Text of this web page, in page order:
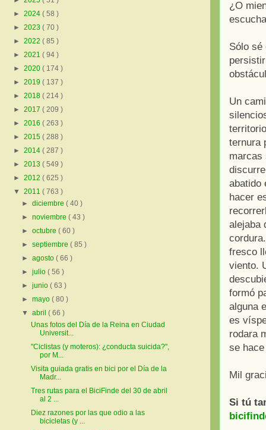
¿O
Sólo sé
Un
ternura
marcas
abatido
hacer
alejaba
fresco
viento.
formó
alguna
es
rodara
se
Mil
Si tú
► 2024 ( 58 )
► 2023 ( 70 )
► 2022 ( 85 )
► 2021 ( 94 )
► 2020 ( 174 )
► 2019 ( 137 )
► 2018 ( 214 )
► 2017 ( 209 )
► 2016 ( 263 )
► 2015 ( 288 )
► 2014 ( 287 )
► 2013 ( 549 )
► 2012 ( 625 )
▼ 2011 ( 763 )
►diciembre( 40 )
►noviembre( 43 )
►octubre( 60 )
►septiembre( 85 )
►agosto( 66 )
►julio( 56 )
►junio( 63 )
►mayo( 80 )
▼abril( 66 )
Unas fotos del Día de la Reina en Ciudad
Universit...
"Ciclistas (y moteros): ¿conducta suicida?",
por M...
Visita guiada gratis en bici por el Día de la
Madr...
Tres rutas para el BiciFinde del 30 de abril
al 2 ...
Diez razones por las que odio a las
bicicletas (y ...